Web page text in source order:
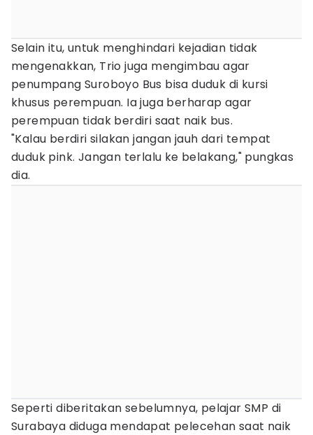
Selain itu, untuk menghindari kejadian tidak
mengenakkan, Trio juga mengimbau agar
penumpang Suroboyo Bus bisa duduk di kursi
khusus perempuan. Ia juga berharap agar
perempuan tidak berdiri saat naik bus.
"Kalau berdiri silakan jangan jauh dari tempat
duduk pink. Jangan terlalu ke belakang," pungkas
dia.
Seperti diberitakan sebelumnya, pelajar SMP di
Surabaya diduga mendapat pelecehan saat naik